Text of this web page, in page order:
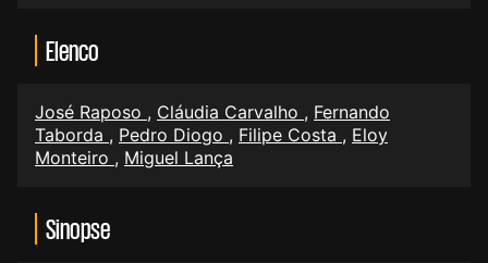
Elenco
José Raposo , Cláudia Carvalho , Fernando
Taborda , Pedro Diogo , Filipe Costa , Eloy
Monteiro , Miguel Lança
Sinopse